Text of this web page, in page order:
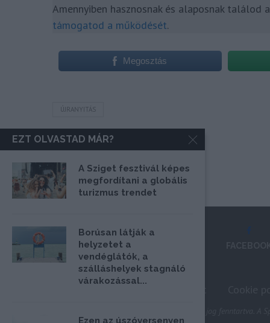
Amennyiben hasznosnak és alaposnak
támogatod a működését.
Megosztás
ÚJRANYITÁS
EZT OLVASTAD MÁR?
A Sziget fesztivál képes
megfordítani a globális
turizmus trendet
Borúsan látják a
helyzetet a
vendéglátók, a
szálláshelyek stagnáló
várakozással...
Ezen az úszóversenyen